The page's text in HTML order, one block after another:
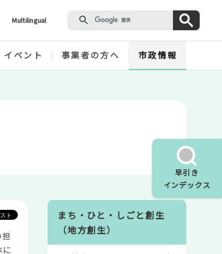
Multilingual
早引き
インデックス
イベント 事業者の方へ 市政情報
まち・ひと・しごと創生
（地方創生）